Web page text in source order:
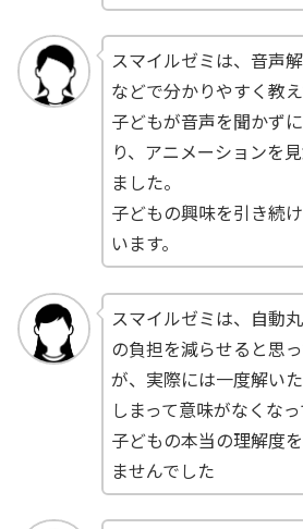
スマイルゼミは、音声
などで分かりやすく教
子どもが音声を聞かず
り、アニメーションを
ました。
子どもの興味を引き続
います。
スマイルゼミは、自動
の負担を減らせると思
が、実際には一度解い
しまって意味がなくな
子どもの本当の理解度
ませんでした